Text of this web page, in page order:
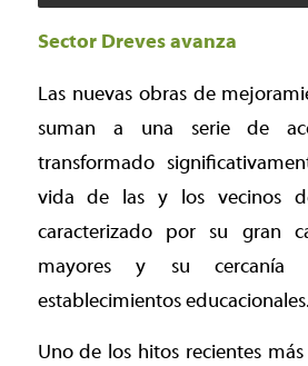
Sector Dreves avanza
Las nuevas obras de
suman a una serie de
transformado
vida de las y los vecinos
caracterizado por su gran
mayores y su cercanía
establecimientos educacionales.
Uno de los hitos recientes